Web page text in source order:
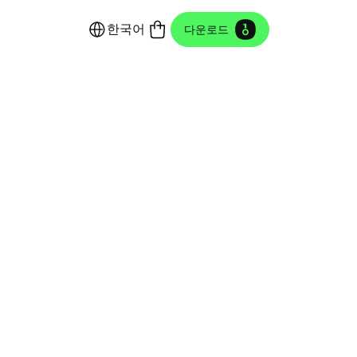
한국어 다운로드